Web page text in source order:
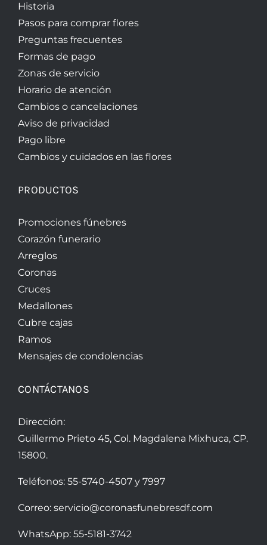
Historia
Pasos para comprar flores
Preguntas frecuentes
Formas de pago
Zonas de servicio
Horario de atención
Cambios o cancelaciones
Aviso de privacidad
Pago libre
Cambios y cuidados en las flores
PRODUCTOS
Promociones fúnebres
Corazón funerario
Arreglos
Coronas
Cruces
Medallones
Cubre cajas
Ramos
Mensajes de condolencias
CONTÁCTANOS
Dirección:
Guillermo Prieto 45, Col. Magdalena Mixhuca, CP.
15800.
Teléfonos: 55-5740-4507y 7997
Correo: servicio@coronasfunebresdf.com
WhatsApp: 55-5181-3742